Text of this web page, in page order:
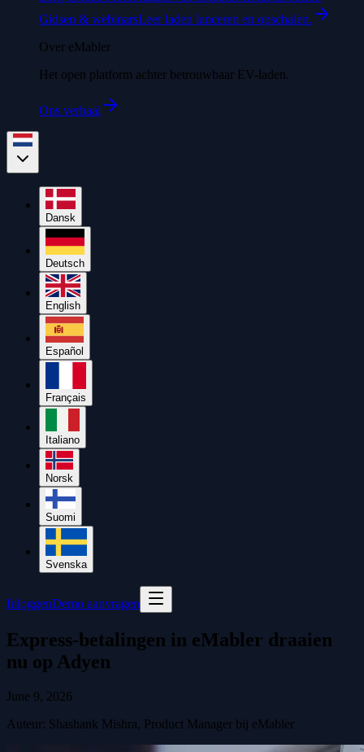
Gidsen & webinarsLeer laden lanceren en opschalen.
Over eMabler
Het open platform achter betrouwbaar EV-laden.
Ons verhaal
Dansk
Deutsch
English
Español
Français
Italiano
Norsk
Suomi
Svenska
InloggenDemo aanvragen
Express-betalingen in eMabler draaien
nu op Adyen
June 9, 2026
Auteur: Shashank Mishra, Product Manager bij eMabler